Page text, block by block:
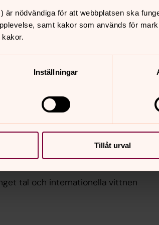
är nödvändiga för att webbplatsen ska
samt kakor som används för
Inställningar
Tillåt urval
av psalmsång,
om Svenska kyrkans
samer kommer att handla om bland
och evangelieläsningen
när ärkebiskop Antje
folket och åtta biskopar
tal och internationella vittnen